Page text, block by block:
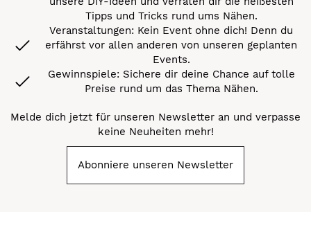
Tipps und Tricks rund ums Nähen.
Veranstaltungen: Kein Event ohne dich! Denn du
erfährst vor allen anderen von unseren geplanten
Events.
Gewinnspiele: Sichere dir deine Chance auf tolle
Preise rund um das Thema Nähen.
Melde dich jetzt für unseren Newsletter an und verpasse
keine Neuheiten mehr!
Abonniere unseren Newsletter